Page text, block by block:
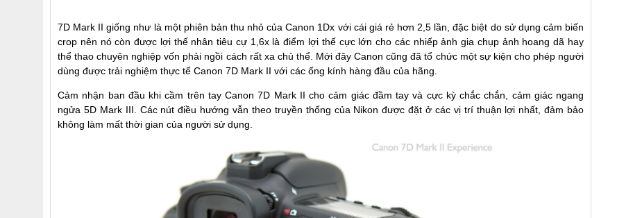
7D Mark II giống như là một phiên bản thu nhỏ của Canon 1Dx với cái giá rẻ hơn 2,5 lần, đặc biệt do sử dụng cảm biến
crop nên nó còn được lợi thế nhân tiêu cự 1,6x là điểm lợi thế cực lớn cho các nhiếp ảnh gia chụp ảnh hoang dã hay
thể thao chuyên nghiệp vốn phải ngồi cách rất xa chủ thể. Mới đây Canon cũng đã tổ chức một sự kiện cho phép người
dùng được trải nghiệm thực tế Canon 7D Mark II với các ống kính hàng đầu của hãng.
Cảm nhận ban đầu khi cầm trên tay Canon 7D Mark II cho cảm giác đầm tay và cực kỳ chắc chắn, cảm giác ngang
ngửa 5D Mark III. Các nút điều hướng vẫn theo truyền thống của Nikon được đặt ở các vị trí thuận lợi nhất, đảm bảo
không làm mất thời gian của người sử dụng.